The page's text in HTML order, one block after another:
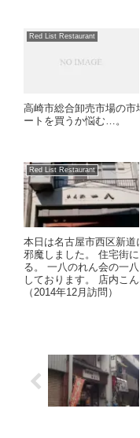
Red List Restaurant
高崎市総合卸売市場の
ートを買うか悩む…。
Red List Restaurant
本日は名古屋市西区新
邪魔しました。 住宅街
る。 一八のれん会の一
しております。 店内こ
（2014年12月訪問）